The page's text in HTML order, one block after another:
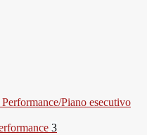
Piano esecutivo
3